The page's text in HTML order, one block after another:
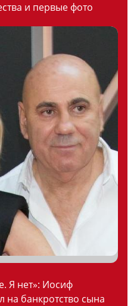
и первые фото
Я нет»: Иосиф
на банкротство сына